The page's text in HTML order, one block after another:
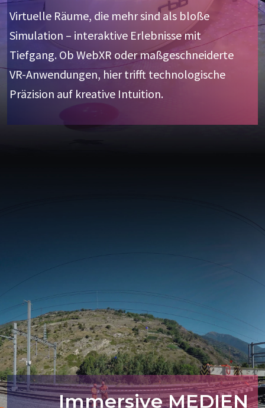
Virtuelle Räume, die mehr sind als bloße
Simulation – interaktive Erlebnisse mit
Tiefgang. Ob WebXR oder maßgeschneiderte
VR-Anwendungen, hier trifft technologische
Präzision auf kreative Intuition.
Immersive MEDIEN